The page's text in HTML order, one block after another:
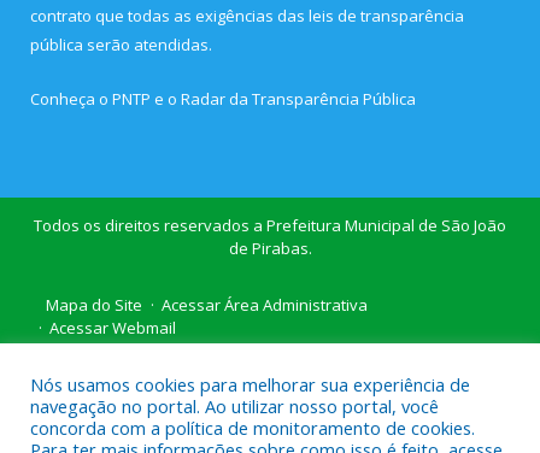
contrato que todas as exigências das leis de transparência
pública serão atendidas.
Conheça o PNTP e o Radar da Transparência Pública
Todos os direitos reservados a Prefeitura Municipal de São João
de Pirabas.
Mapa do Site
Acessar Área Administrativa
Acessar Webmail
Nós usamos cookies para melhorar sua experiência de
navegação no portal. Ao utilizar nosso portal, você
concorda com a política de monitoramento de cookies.